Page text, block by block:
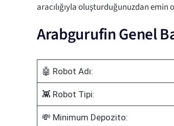
aracılığıyla oluşturduğunuzdan emin
Arabgurufin Genel
🤖 Robot Adı:
👾 Robot Tipi:
💸 Minimum Depozito: